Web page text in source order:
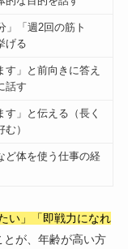
」「週2回の筋ト
げる
す」と前向きに答え
話す
す」と伝える（長く
）
ど体を使う仕事の経
い」「即戦力になれ
とが、年齢が高い方